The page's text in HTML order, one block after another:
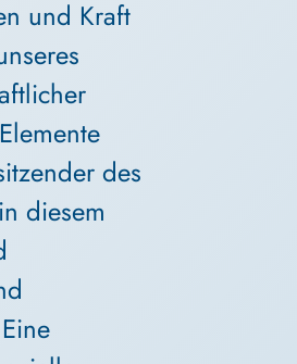
und Kraft
des
diesem